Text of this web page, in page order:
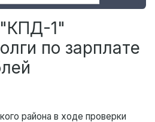
1"
по зарплате
района в ходе проверки